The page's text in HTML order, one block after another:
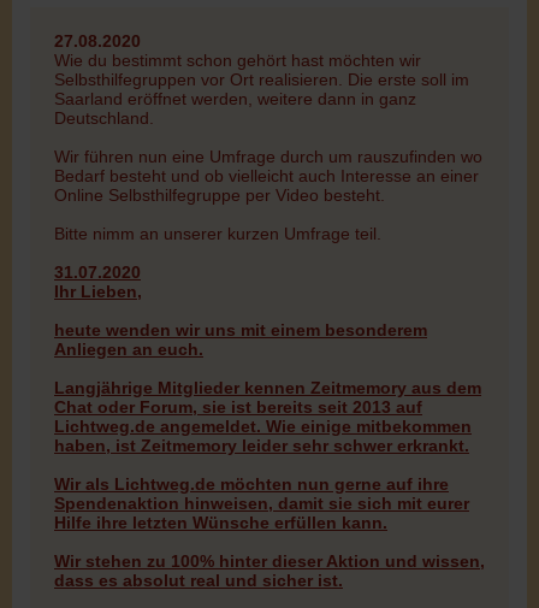
27.08.2020
Wie du bestimmt schon gehört hast möchten wir
Selbsthilfegruppen vor Ort realisieren. Die erste soll im
Saarland eröffnet werden, weitere dann in ganz
Deutschland.
Wir führen nun eine Umfrage durch um rauszufinden wo
Bedarf besteht und ob vielleicht auch Interesse an einer
Online Selbsthilfegruppe per Video besteht.
Bitte nimm an unserer kurzen Umfrage teil.
31.07.2020
Ihr Lieben,
heute wenden wir uns mit einem besonderem
Anliegen an euch.
Langjährige Mitglieder kennen Zeitmemory aus dem
Chat oder Forum, sie ist bereits seit 2013 auf
Lichtweg.de angemeldet. Wie einige mitbekommen
haben, ist Zeitmemory leider sehr schwer erkrankt.
Wir als Lichtweg.de möchten nun gerne auf ihre
Spendenaktion hinweisen, damit sie sich mit eurer
Hilfe ihre letzten Wünsche erfüllen kann.
Wir stehen zu 100% hinter dieser Aktion und wissen,
dass es absolut real und sicher ist.